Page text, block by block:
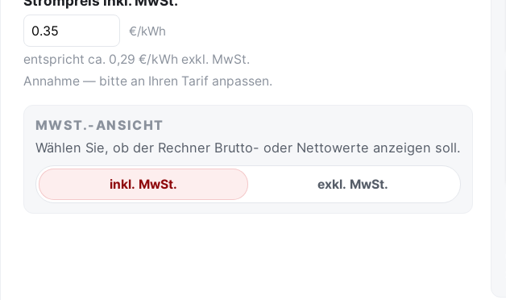
€/kWh
entspricht ca. 0,29 €/kWh exkl. MwSt.
Annahme — bitte an Ihren Tarif anpassen.
MWST.-ANSICHT
Wählen Sie, ob der Rechner Brutto- oder Nettowerte anzeigen soll.
inkl. MwSt. exkl. MwSt.